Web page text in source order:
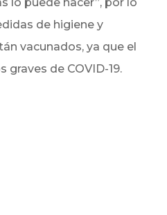
de higiene y
vacunados, ya que el
de COVID-19.